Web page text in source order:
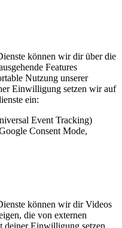
können wir dir über die
Features
Nutzung unserer
Einwilligung setzen wir auf
ein:
Event Tracking)
Consent Mode,
können wir dir Videos
die von externen